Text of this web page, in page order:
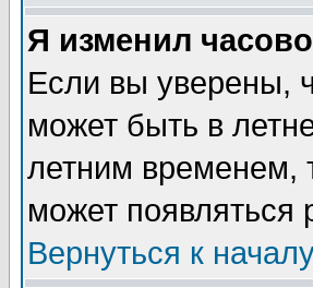
Я изменил
Если вы уверены,
может быть в
летним временем,
может
Вернуться к